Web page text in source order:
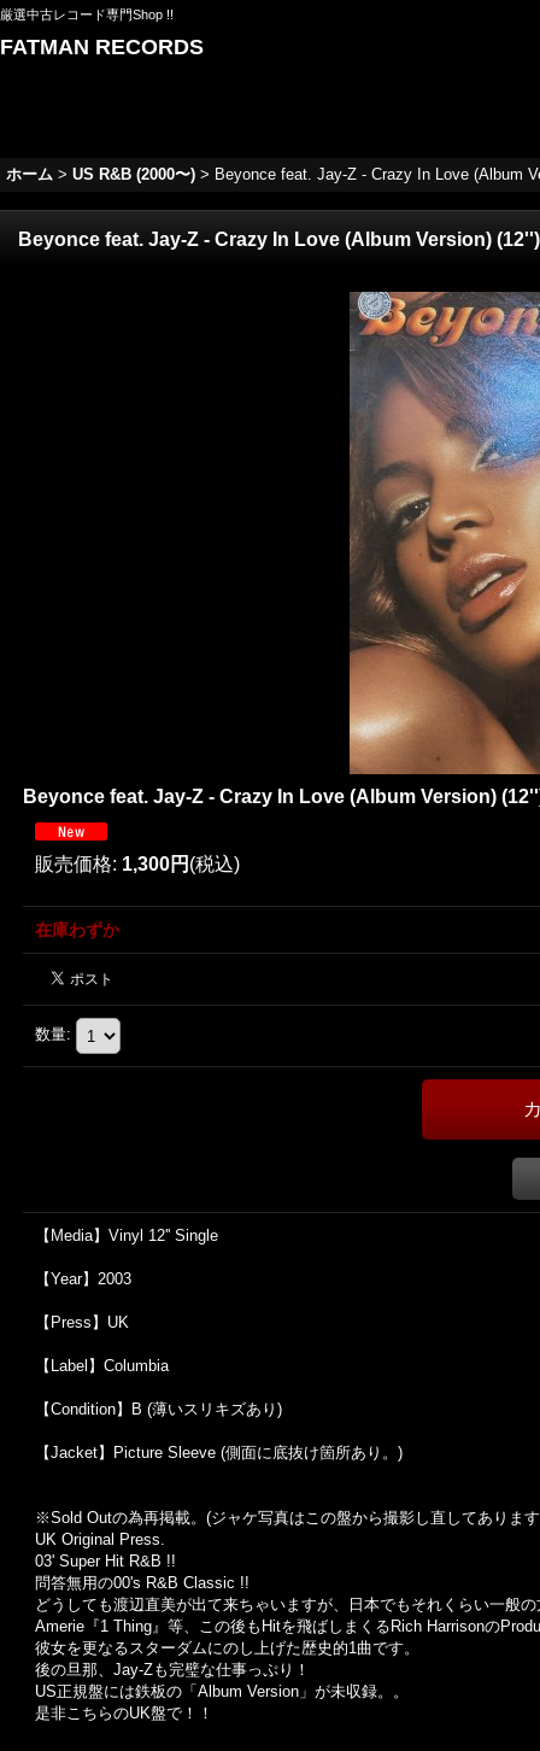
厳選中古レコード専門Shop !!
FATMAN RECORDS
ホーム > US R&B (2000〜) > Beyonce feat. Jay-Z - Crazy In Love (Album
Beyonce feat. Jay-Z - Crazy In Love (Album Version) (12'')
Beyonce feat. Jay-Z - Crazy In Love (Album Version)
販売価格: 1,300円 (税込)
在庫わずか
数量:
【Media】Vinyl 12'' Single
【Year】2003
【Press】UK
【Label】Columbia
【Condition】B (薄いスリキズあり)
【Jacket】Picture Sleeve (側面に底抜け箇所あり。)
※Sold Outの為再掲載。 (ジャケ写真はこの盤から撮影し直してありま
UK Original Press.
03' Super Hit R&B !!
問答無用の00's R&B Classic !!
どうしても渡辺直美が出て来ちゃいますが、日本でもそれくらい一般
Amerie『1 Thing』等、この後もHitを飛ばしまくるRich Harrisonの
彼女を更なるスターダムにのし上げた歴史的1曲です。
後の旦那、Jay-Zも完璧な仕事っぷり！
US正規盤には鉄板の「Album Version」が未収録。。
是非こちらのUK盤で！！